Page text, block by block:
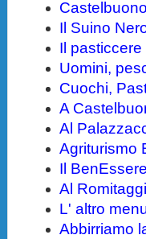
Il Suino
Il
Uomini,
Cuochi,
A
Al
Agriturismo
Il
Al
L' altro
Abbirriamo